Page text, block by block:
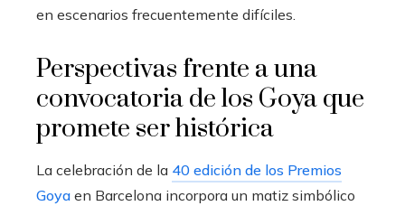
en escenarios frecuentemente difíciles.
Perspectivas frente a una
convocatoria de los Goya que
promete ser histórica
La celebración de la 40 edición de los Premios
Goya en Barcelona incorpora un matiz simbólico